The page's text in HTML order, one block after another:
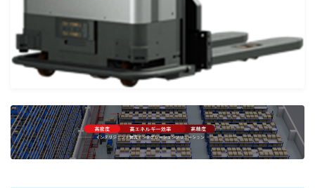
教師データ作成代行サービス
DX物流 AGF・AMR
NEWS
BLOG
RECRUIT